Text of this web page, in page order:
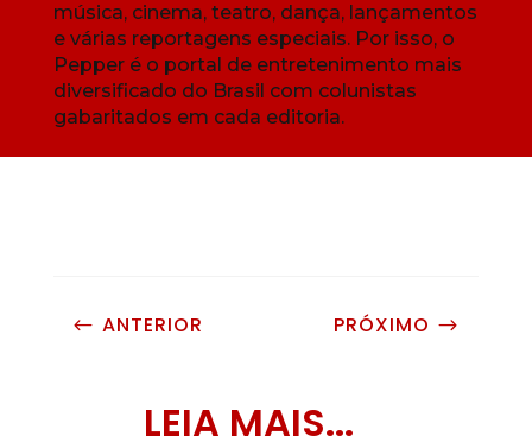
música, cinema, teatro, dança, lançamentos
e várias reportagens especiais. Por isso, o
Pepper é o portal de entretenimento mais
diversificado do Brasil com colunistas
gabaritados em cada editoria.
# ANTERIOR PRÓXIMO $
LEIA MAIS...